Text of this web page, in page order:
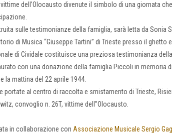
vittime dell’Olocausto divenute il simbolo di una giornata
sulle testimonianze della famiglia, sarà letta da
di Musica “Giuseppe Tartini” di Trieste presso il
di Cividale costituisce una preziosa testimonianza
con una donazione della famiglia Piccoli in memoria
la mattina del 22 aprile 1944.
portate al centro di raccolta e smistamento di Trieste,
convoglio n. 26T, vittime dell''Olocausto.
in collaborazione con Associazione Musicale Sergio